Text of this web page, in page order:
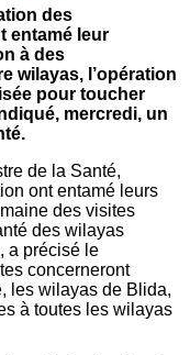
des
entamé leur
à des
wilayas, l’opération
pour toucher
mercredi, un
de la Santé,
ont entamé leurs
des visites
des wilayas
a précisé le
concerneront
les wilayas de Blida,
à toutes les wilayas